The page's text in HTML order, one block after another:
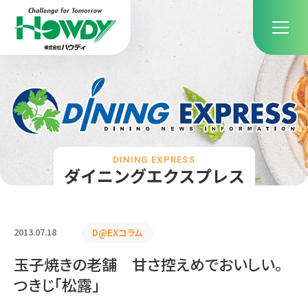
ダイニングエクスプレス
DINING EXPRESS
2013.07.18 D@EXコラム
玉子焼きの老舗 甘さ控えめでおいしい。
つきじ「松露」